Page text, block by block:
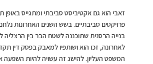
זאבי הוא גם אקטיביסט סביבתי ומתגייס באופן
פרויקטים סביבתיים. בשש השנים האחרונות
בנייה הרסנית שתוכננה לשטח הבר בין הרצליה
לאחרונה, זכו הוא ושותפיו למאבק בפסק דין
המשפט העליון. להישג זה עשויה להיות השפעה